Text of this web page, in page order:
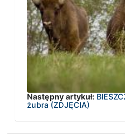
Następny artykuł:
żubra (ZDJĘCIA)